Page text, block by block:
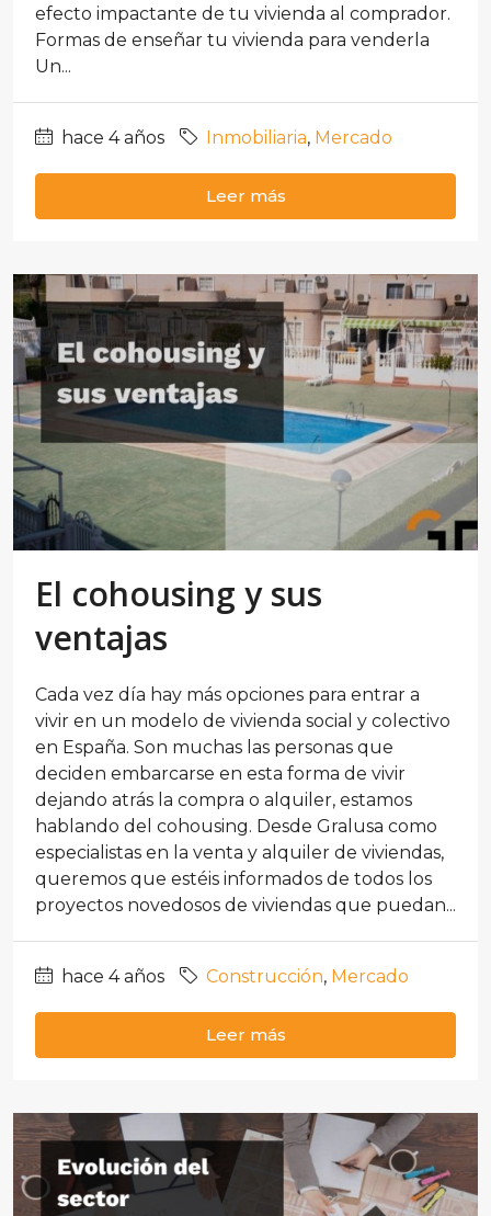
efecto impactante de tu vivienda al comprador.
Formas de enseñar tu vivienda para venderla
Un...
hace 4 años Inmobiliaria, Mercado
Leer más
El cohousing y sus
ventajas
Cada vez día hay más opciones para entrar a
vivir en un modelo de vivienda social y colectivo
en España. Son muchas las personas que
deciden embarcarse en esta forma de vivir
dejando atrás la compra o alquiler, estamos
hablando del cohousing. Desde Gralusa como
especialistas en la venta y alquiler de viviendas,
queremos que estéis informados de todos los
proyectos novedosos de viviendas que puedan...
hace 4 años Construcción, Mercado
Leer más